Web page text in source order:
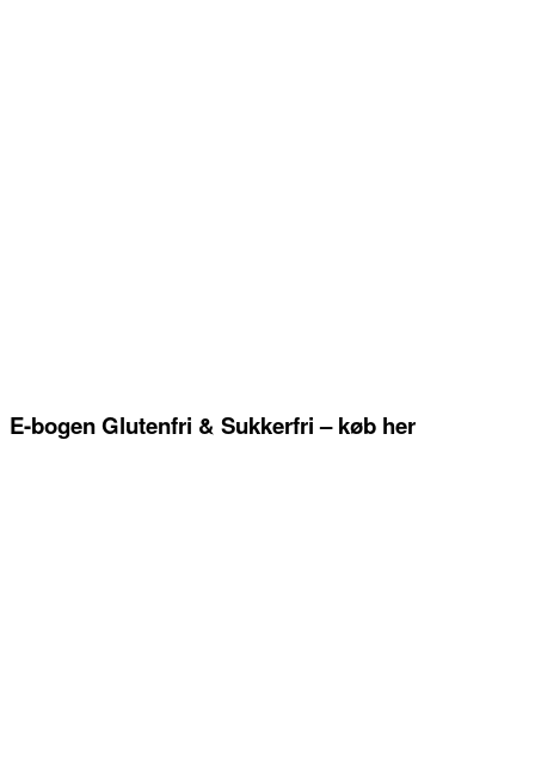
E-bogen Glutenfri & Sukkerfri – køb her